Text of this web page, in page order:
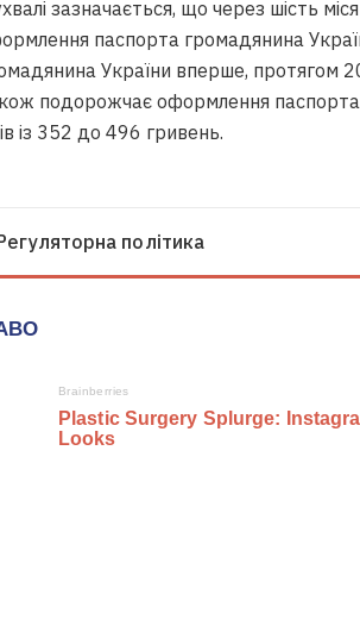
зазначається, що через шість
паспорта громадянина
України вперше, протягом
подорожчає оформлення
із 352 до 496 гривень.
політика